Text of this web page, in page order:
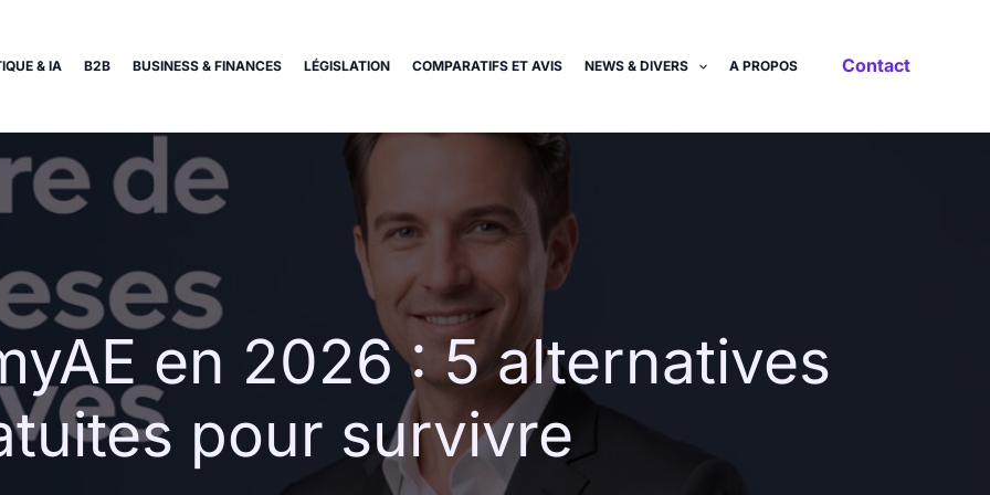
& IA B2B BUSINESS & FINANCES LÉGISLATION COMPARATIFS ET AVIS NEWS & DIVERS A PROPOS Contact
en 2026 : 5 alternatives
pour survivre